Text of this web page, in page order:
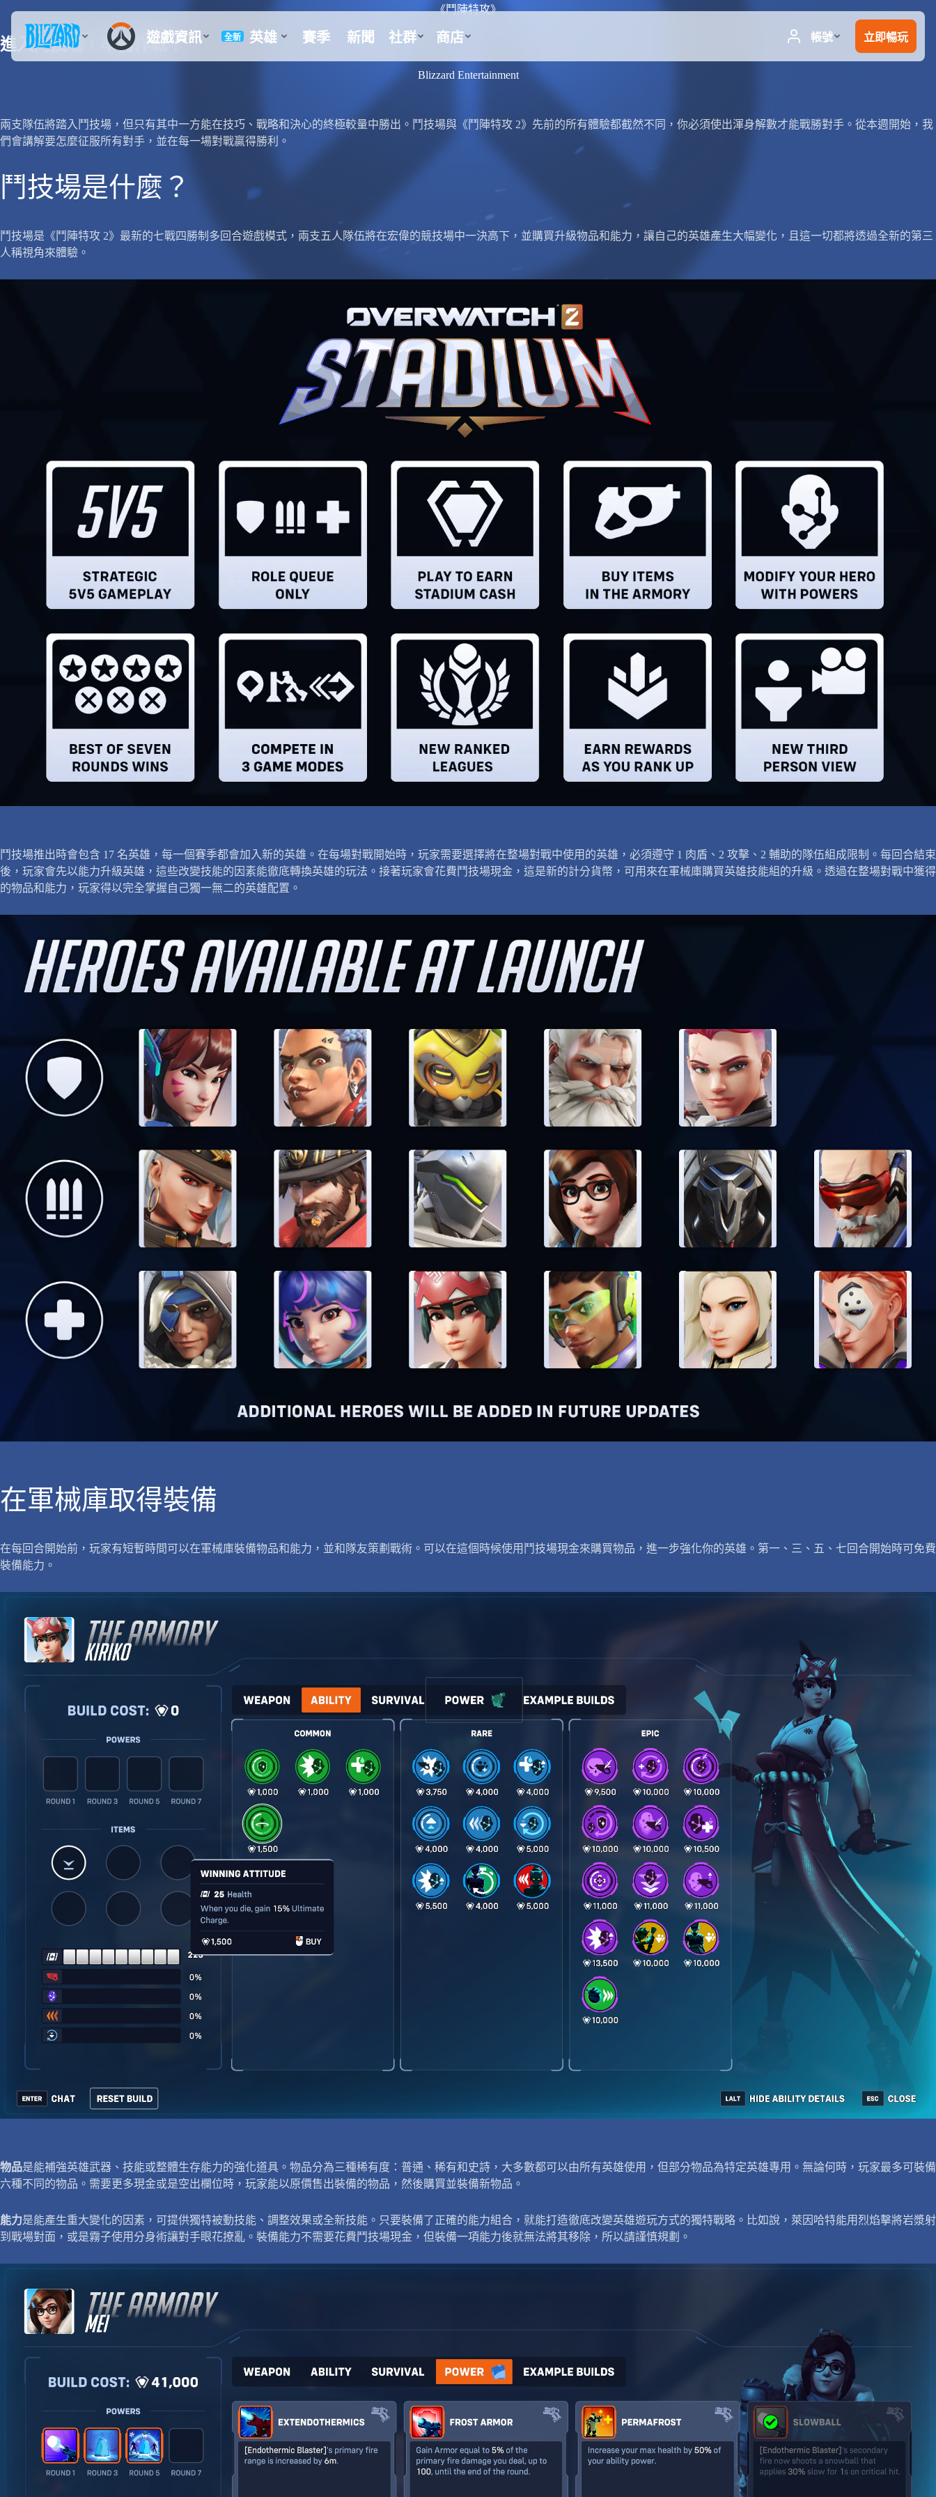
《鬥陣特攻》
進入鬥技場，準備作戰！
Blizzard Entertainment
兩支隊伍將踏入鬥技場，但只有其中一方能在技巧、戰略和決心的終極較量中勝出。鬥技場與《鬥陣特攻 2》先前的所有體驗都截然不同，你必須使出渾身解數才能戰勝對手。從本週開始，我
們會講解要怎麼征服所有對手，並在每一場對戰贏得勝利。
鬥技場是什麼？
鬥技場是《鬥陣特攻 2》最新的七戰四勝制多回合遊戲模式，兩支五人隊伍將在宏偉的競技場中一決高下，並購買升級物品和能力，讓自己的英雄產生大幅變化，且這一切都將透過全新的第三
人稱視角來體驗。
鬥技場推出時會包含 17 名英雄，每一個賽季都會加入新的英雄。在每場對戰開始時，玩家需要選擇將在整場對戰中使用的英雄，必須遵守 1 肉盾、2 攻擊、2 輔助的隊伍組成限制。每回合結束
後，玩家會先以能力升級英雄，這些改變技能的因素能徹底轉換英雄的玩法。接著玩家會花費鬥技場現金，這是新的計分貨幣，可用來在軍械庫購買英雄技能組的升級。透過在整場對戰中獲得
的物品和能力，玩家得以完全掌握自己獨一無二的英雄配置。
在軍械庫取得裝備
在每回合開始前，玩家有短暫時間可以在軍械庫裝備物品和能力，並和隊友策劃戰術。可以在這個時候使用鬥技場現金來購買物品，進一步強化你的英雄。第一、三、五、七回合開始時可免費
裝備能力。
物品是能補強英雄武器、技能或整體生存能力的強化道具。物品分為三種稀有度：普通、稀有和史詩，大多數都可以由所有英雄使用，但部分物品為特定英雄專用。無論何時，玩家最多可裝備
六種不同的物品。需要更多現金或是空出欄位時，玩家能以原價售出裝備的物品，然後購買並裝備新物品。
能力是能產生重大變化的因素，可提供獨特被動技能、調整效果或全新技能。只要裝備了正確的能力組合，就能打造徹底改變英雄遊玩方式的獨特戰略。比如說，萊因哈特能用烈焰擊將岩漿射
到戰場對面，或是霧子使用分身術讓對手眼花撩亂。裝備能力不需要花費鬥技場現金，但裝備一項能力後就無法將其移除，所以請謹慎規劃。